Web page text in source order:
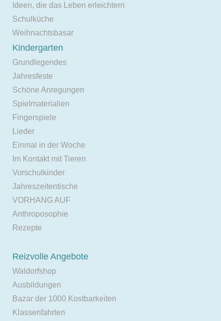
Ideen, die das Leben erleichtern
Schulküche
Weihnachtsbasar
Kindergarten
Grundlegendes
Jahresfeste
Schöne Anregungen
Spielmaterialien
Fingerspiele
Lieder
Einmal in der Woche
Im Kontakt mit Tieren
Vorschulkinder
Jahreszeitentische
VORHANG AUF
Anthroposophie
Rezepte
Reizvolle Angebote
Waldorfshop
Ausbildungen
Bazar der 1000 Kostbarkeiten
Klassenfahrten